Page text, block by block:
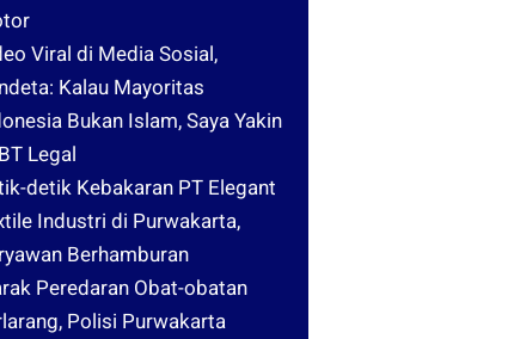
Viral di Media Sosial,
Kalau Mayoritas
Bukan Islam, Saya Yakin
Legal
detik Kebakaran PT Elegant
Industri di Purwakarta,
Berhamburan
Peredaran Obat-obatan
Polisi Purwakarta